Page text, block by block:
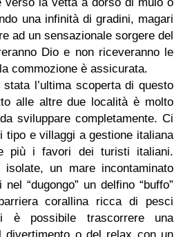
una infinità di gradini, magari
ad un sensazionale sorgere del
Dio e non riceveranno le
commozione è assicurata.
l’ultima scoperta di questo
alle altre due località è molto
sviluppare completamente. Ci
tipo e villaggi a gestione italiana
più i favori dei turisti italiani.
isolate, un mare incontaminato
“dugongo” un delfino “buffo”
corallina ricca di pesci
è possibile trascorrere una